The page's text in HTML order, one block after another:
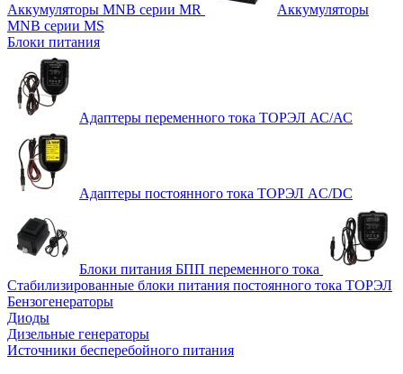
Аккумуляторы MNB серии MR
Аккумуляторы
MNB серии MS
Блоки питания
Адаптеры переменного тока ТОРЭЛ АС/АС
Адаптеры постоянного тока ТОРЭЛ AC/DC
Блоки питания БПП переменного тока
Стабилизированные блоки питания постоянного тока ТОРЭЛ
Бензогенераторы
Диоды
Дизельные генераторы
Источники бесперебойного питания